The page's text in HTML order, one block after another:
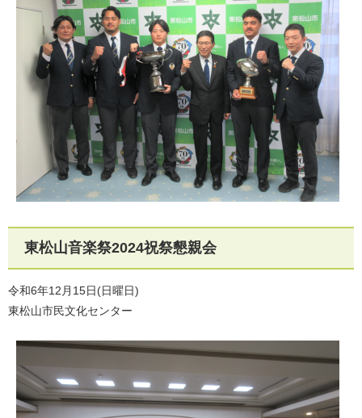
東松山音楽祭2024祝祭懇親会
令和6年12月15日(日曜日)
東松山市民文化センター